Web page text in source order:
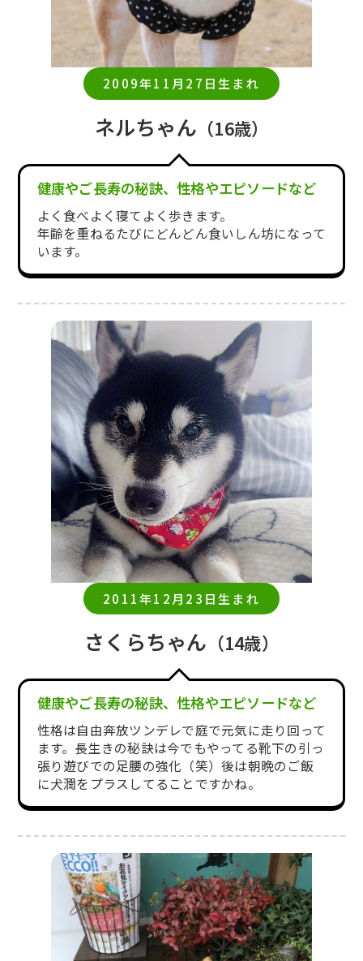
2009年11月27日生まれ
ネルちゃん （16歳）
健康やご長寿の秘訣、性格やエピソードなど
よく食べよく寝てよく歩きます。
年齢を重ねるたびにどんどん食いしん坊になって
います。
2011年12月23日生まれ
さくらちゃん （14歳）
健康やご長寿の秘訣、性格やエピソードなど
性格は自由奔放ツンデレで庭で元気に走り回って
ます。長生きの秘訣は今でもやってる靴下の引っ
張り遊びでの足腰の強化（笑）後は朝晩のご飯
に犬潤をプラスしてることですかね。